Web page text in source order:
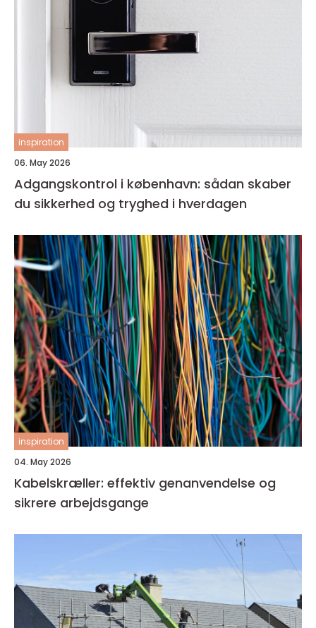
inspiration
06. May 2026
Adgangskontrol i københavn: sådan skaber
du sikkerhed og tryghed i hverdagen
inspiration
04. May 2026
Kabelskræller: effektiv genanvendelse og
sikrere arbejdsgange